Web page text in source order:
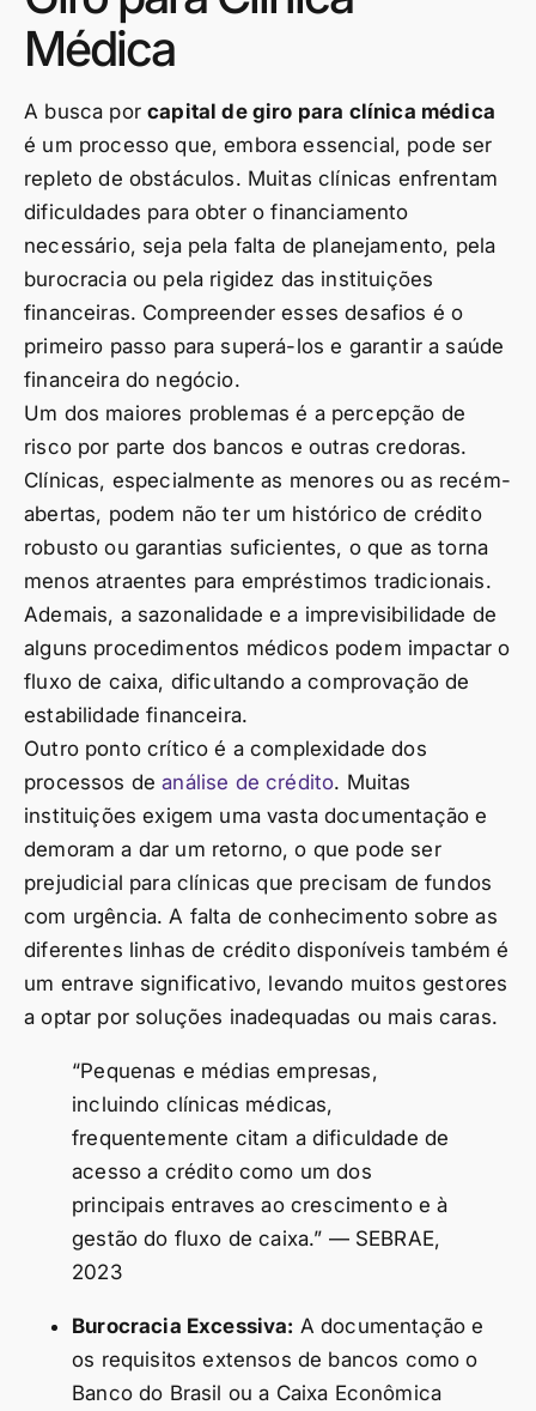
Médica
A busca porcapital de giro para clínica médica
é um processo que, embora essencial, pode ser
repleto de obstáculos. Muitas clínicas enfrentam
dificuldades para obter o financiamento
necessário, seja pela falta de planejamento, pela
burocracia ou pela rigidez das instituições
financeiras. Compreender esses desafios é o
primeiro passo para superá-los e garantir a saúde
financeira do negócio.
Um dos maiores problemas é a percepção de
risco por parte dos bancos e outras credoras.
Clínicas, especialmente as menores ou as recém-
abertas, podem não ter um histórico de crédito
robusto ou garantias suficientes, o que as torna
menos atraentes para empréstimos tradicionais.
Ademais, a sazonalidade e a imprevisibilidade de
alguns procedimentos médicos podem impactar o
fluxo de caixa, dificultando a comprovação de
estabilidade financeira.
Outro ponto crítico é a complexidade dos
processos deanálise de crédito. Muitas
instituições exigem uma vasta documentação e
demoram a dar um retorno, o que pode ser
prejudicial para clínicas que precisam de fundos
com urgência. A falta de conhecimento sobre as
diferentes linhas de crédito disponíveis também é
um entrave significativo, levando muitos gestores
a optar por soluções inadequadas ou mais caras.
“Pequenas e médias empresas,
incluindo clínicas médicas,
frequentemente citam a dificuldade de
acesso a crédito como um dos
principais entraves ao crescimento e à
gestão do fluxo de caixa.” — SEBRAE,
2023
Burocracia Excessiva: A documentação e
os requisitos extensos de bancos como o
Banco do Brasil ou a Caixa Econômica